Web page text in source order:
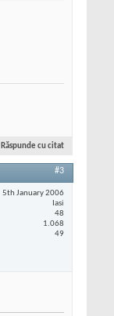
Răspunde cu citat
#3
5th January 2006
Iasi
48
1.068
49